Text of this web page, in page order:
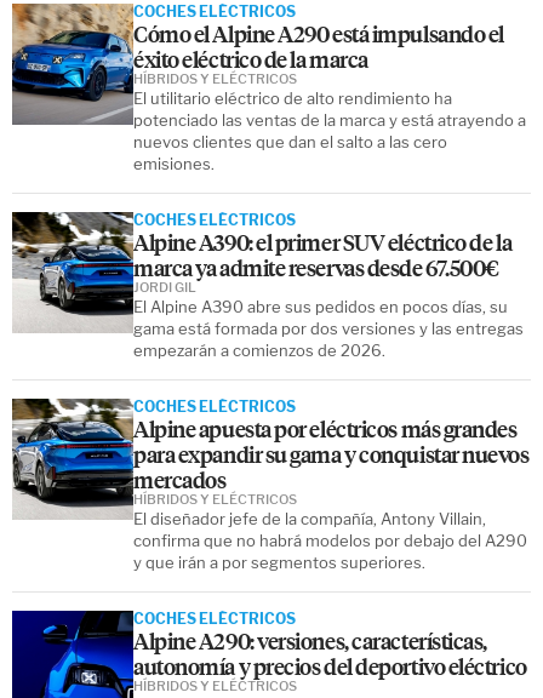
COCHES ELÉCTRICOS
Cómo el Alpine A290 está impulsando el
éxito eléctrico de la marca
El utilitario eléctrico de alto rendimiento ha
potenciado las ventas de la marca y está atrayendo a
nuevos clientes que dan el salto a las cero
emisiones.
HÍBRIDOS Y ELÉCTRICOS
COCHES ELÉCTRICOS
Alpine A390: el primer SUV eléctrico de la
marca ya admite reservas desde 67.500€
El Alpine A390 abre sus pedidos en pocos días, su
gama está formada por dos versiones y las entregas
empezarán a comienzos de 2026.
JORDI GIL
COCHES ELÉCTRICOS
Alpine apuesta por eléctricos más grandes
para expandir su gama y conquistar nuevos
mercados
El diseñador jefe de la compañía, Antony Villain,
confirma que no habrá modelos por debajo del A290
y que irán a por segmentos superiores.
HÍBRIDOS Y ELÉCTRICOS
COCHES ELÉCTRICOS
Alpine A290: versiones, características,
autonomía y precios del deportivo eléctrico
HÍBRIDOS Y ELÉCTRICOS